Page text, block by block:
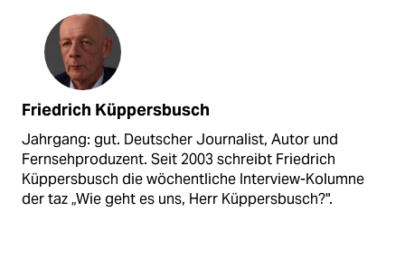
Friedrich Küppersbusch
Jahrgang: gut. Deutscher Journalist, Autor und
Fernsehproduzent. Seit 2003 schreibt Friedrich
Küppersbusch die wöchentliche Interview-Kolumne
der taz „Wie geht es uns, Herr Küppersbusch?".